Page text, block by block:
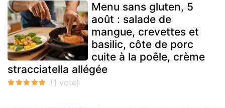
Menu sans gluten, 5
août : salade de
mangue, crevettes et
basilic, côte de porc
cuite à la poêle, crème
stracciatella allégée